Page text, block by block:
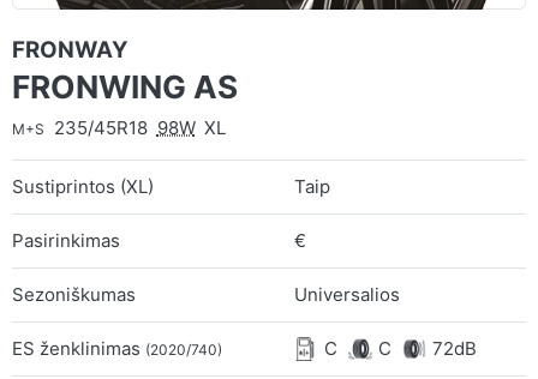
FRONWAY
FRONWING AS
M+S 235/45R18 98W XL
Sustiprintos (XL) Taip
Pasirinkimas €
Sezoniškumas Universalios
ES ženklinimas (2020/740) C C 72dB